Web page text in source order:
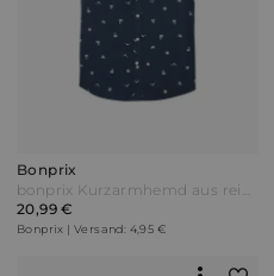
Bonprix
bonprix Kurzarmhemd aus reiner Baumwolle Blau
20,99 €
Bonprix | Versand: 4,95 €